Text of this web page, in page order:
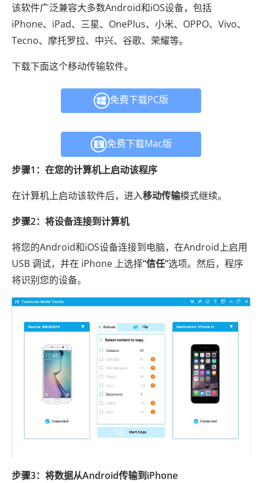
该软件广泛兼容大多数Android和iOS设备，包括
iPhone、iPad、三星、OnePlus、小米、OPPO、Vivo、
Tecno、摩托罗拉、中兴、谷歌、荣耀等。
下载下面这个移动传输软件。
免费下载PC版
免费下载Mac版
步骤1：在您的计算机上启动该程序
在计算机上启动该软件后，进入移动传输模式继续。
步骤2：将设备连接到计算机
将您的Android和iOS设备连接到电脑，在Android上启用
USB 调试，并在 iPhone 上选择“信任”选项。然后，程序
将识别您的设备。
步骤3：将数据从Android传输到iPhone